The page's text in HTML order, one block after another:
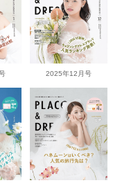
2025年12月号